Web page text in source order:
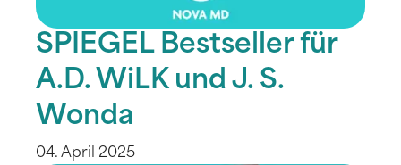
SPIEGEL Bestseller für
A.D. WiLK und J. S.
Wonda
04. April 2025